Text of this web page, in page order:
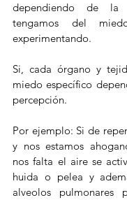
dependiendo de la
tengamos del
experimentando.
Si, cada órgano y
miedo específico
percepción.
Por ejemplo: Si de
y nos estamos
nos falta el aire se
huida o pelea y
alveolos pulmonares